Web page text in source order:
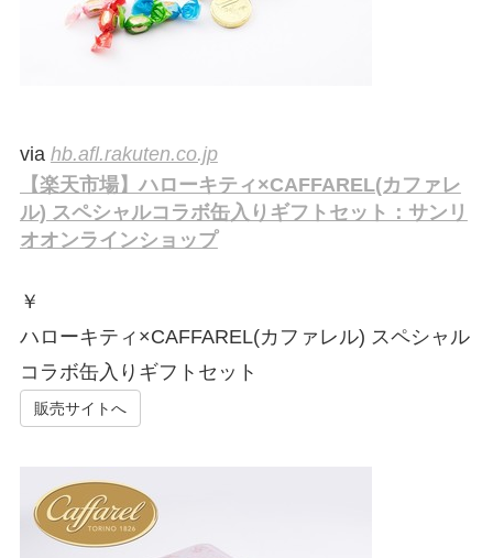
via hb.afl.rakuten.co.jp
【楽天市場】ハローキティ×CAFFAREL(カファレ
ル) スペシャルコラボ缶入りギフトセット：サンリ
オオンラインショップ
￥
ハローキティ×CAFFAREL(カファレル) スペシャル
コラボ缶入りギフトセット
販売サイトへ